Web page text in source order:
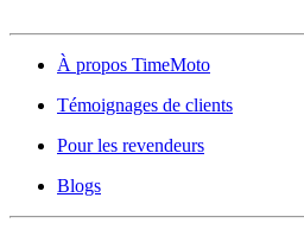
À propos TimeMoto
Témoignages de clients
Pour les revendeurs
Blogs